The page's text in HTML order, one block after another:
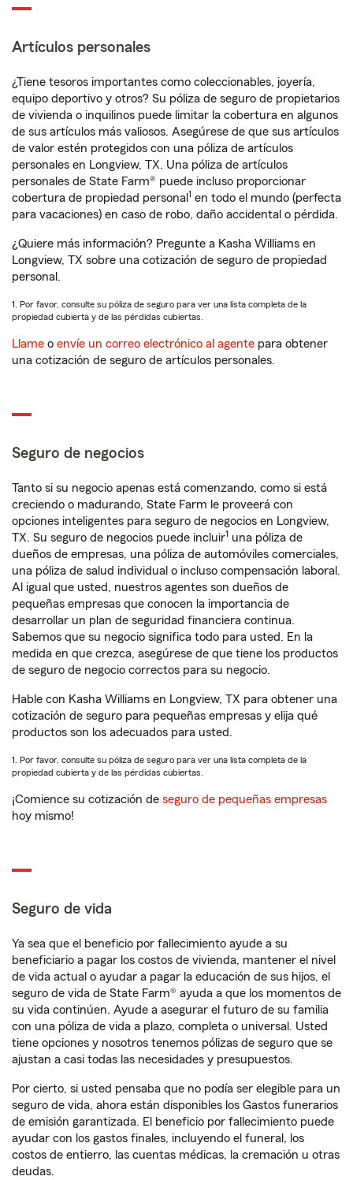
Artículos personales
¿Tiene tesoros importantes como coleccionables, joyería,
equipo deportivo y otros? Su póliza de seguro de propietarios
de vivienda o inquilinos puede limitar la cobertura en algunos
de sus artículos más valiosos. Asegúrese de que sus artículos
de valor estén protegidos con una póliza de artículos
personales en Longview, TX. Una póliza de artículos
personales de State Farm® puede incluso proporcionar
cobertura de propiedad personal 1 en todo el mundo (perfecta
para vacaciones) en caso de robo, daño accidental o pérdida.
¿Quiere más información? Pregunte a Kasha Williams en
Longview, TX sobre una cotización de seguro de propiedad
personal.
1. Por favor, consulte su póliza de seguro para ver una lista completa de la
propiedad cubierta y de las pérdidas cubiertas.
Llame o envíe un correo electrónico al agente para obtener
una cotización de seguro de artículos personales.
Seguro de negocios
Tanto si su negocio apenas está comenzando, como si está
creciendo o madurando, State Farm le proveerá con
opciones inteligentes para seguro de negocios en Longview,
TX. Su seguro de negocios puede incluir1 una póliza de
dueños de empresas, una póliza de automóviles comerciales,
una póliza de salud individual o incluso compensación laboral.
Al igual que usted, nuestros agentes son dueños de
pequeñas empresas que conocen la importancia de
desarrollar un plan de seguridad financiera continua.
Sabemos que su negocio significa todo para usted. En la
medida en que crezca, asegúrese de que tiene los productos
de seguro de negocio correctos para su negocio.
Hable con Kasha Williams en Longview, TX para obtener una
cotización de seguro para pequeñas empresas y elija qué
productos son los adecuados para usted.
1. Por favor, consulte su póliza de seguro para ver una lista completa de la
propiedad cubierta y de las pérdidas cubiertas.
¡Comience su cotización de seguro de pequeñas empresas
hoy mismo!
Seguro de vida
Ya sea que el beneficio por fallecimiento ayude a su
beneficiario a pagar los costos de vivienda, mantener el nivel
de vida actual o ayudar a pagar la educación de sus hijos, el
seguro de vida de State Farm® ayuda a que los momentos de
su vida continúen. Ayude a asegurar el futuro de su familia
con una póliza de vida a plazo, completa o universal. Usted
tiene opciones y nosotros tenemos pólizas de seguro que se
ajustan a casi todas las necesidades y presupuestos.
Por cierto, si usted pensaba que no podía ser elegible para un
seguro de vida, ahora están disponibles los Gastos funerarios
de emisión garantizada. El beneficio por fallecimiento puede
ayudar con los gastos finales, incluyendo el funeral, los
costos de entierro, las cuentas médicas, la cremación u otras
deudas.